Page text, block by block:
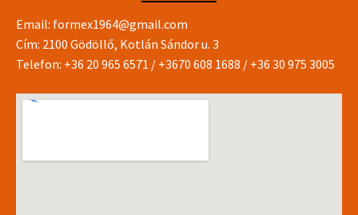
Email: formex1964@gmail.com
Cím: 2100 Gödöllő, Kotlán Sándor u. 3
Telefon: +36 20 965 6571 / +3670 608 1688 / +36 30 975 3005